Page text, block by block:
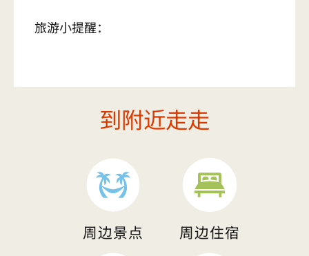
旅游小提醒：
到附近走走
周边景点 周边住宿